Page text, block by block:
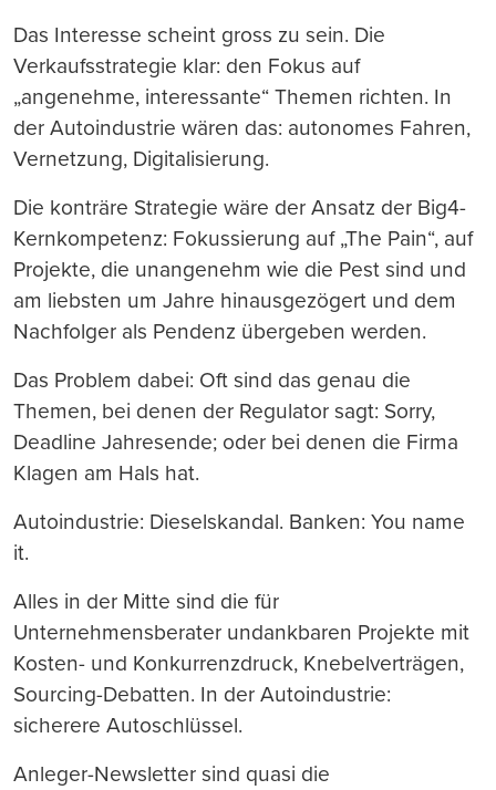
Das Interesse scheint gross zu sein. Die
Verkaufsstrategie klar: den Fokus auf
„angenehme, interessante“ Themen richten. In
der Autoindustrie wären das: autonomes Fahren,
Vernetzung, Digitalisierung.
Die konträre Strategie wäre der Ansatz der Big4-
Kernkompetenz: Fokussierung auf „The Pain“, auf
Projekte, die unangenehm wie die Pest sind und
am liebsten um Jahre hinausgezögert und dem
Nachfolger als Pendenz übergeben werden.
Das Problem dabei: Oft sind das genau die
Themen, bei denen der Regulator sagt: Sorry,
Deadline Jahresende; oder bei denen die Firma
Klagen am Hals hat.
Autoindustrie: Dieselskandal. Banken: You name
it.
Alles in der Mitte sind die für
Unternehmensberater undankbaren Projekte mit
Kosten- und Konkurrenzdruck, Knebelverträgen,
Sourcing-Debatten. In der Autoindustrie:
sicherere Autoschlüssel.
Anleger-Newsletter sind quasi die